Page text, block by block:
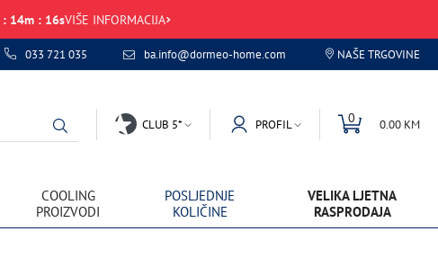
: 14m : 16sVIŠE INFORMACIJA
033 721 035 ba.info@dormeo-home.com NAŠE TRGOVINE
CLUB 5* PROFIL 0 0.00 KM
COOLING
PROIZVODI
POSLJEDNJE
KOLIČINE
VELIKA LJETNA
RASPRODAJA